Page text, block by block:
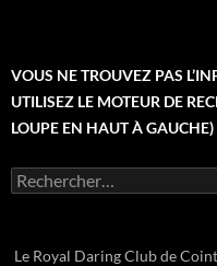
VOUS NE TROUVEZ PAS
UTILISEZ LE MOTEUR DE
LOUPE EN HAUT À GAUCHE)
Rechercher :
Le Royal Daring Club de